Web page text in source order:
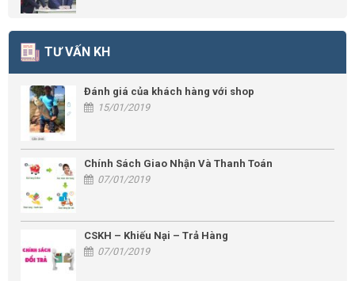
TƯ VẤN KH
Đánh giá của khách hàng với shop
15/01/2019
Chính Sách Giao Nhận Và Thanh Toán
07/01/2019
CSKH – Khiếu Nại – Trả Hàng
07/01/2019